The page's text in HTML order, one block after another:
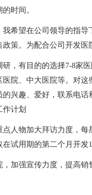
时间。
希望在公司领导的指
策。为配合公司开发医
，有目的的选择7-8家
院、中大医院等。对
兴趣、爱好，联系电
计划
人物加大拜访力度，每
试用期的第二个月开发
加强宣传力度，提高